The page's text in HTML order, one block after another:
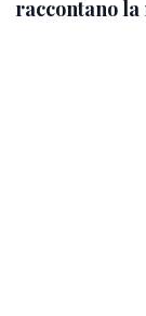
raccontano